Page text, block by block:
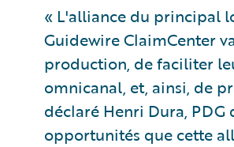
« L'alliance du principal
Guidewire ClaimCenter
production, de faciliter
omnicanal, et, ainsi, de
déclaré Henri Dura, PDG
opportunités que cette